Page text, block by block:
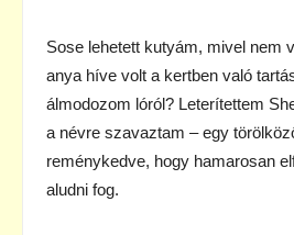
Sose lehetett kutyám, mivel nem
anya híve volt a kertben való
álmodozom lóról? Leterítettem
a névre szavaztam – egy
reménykedve, hogy hamarosan
aludni fog.